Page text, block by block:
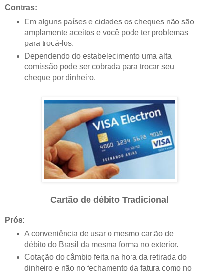
Contras:
Em alguns países e cidades os cheques não são
amplamente aceitos e você pode ter problemas
para trocá-los.
Dependendo do estabelecimento uma alta
comissão pode ser cobrada para trocar seu
cheque por dinheiro.
Cartão de débito Tradicional
Prós:
A conveniência de usar o mesmo cartão de
débito do Brasil da mesma forma no exterior.
Cotação do câmbio feita na hora da retirada do
dinheiro e não no fechamento da fatura como no